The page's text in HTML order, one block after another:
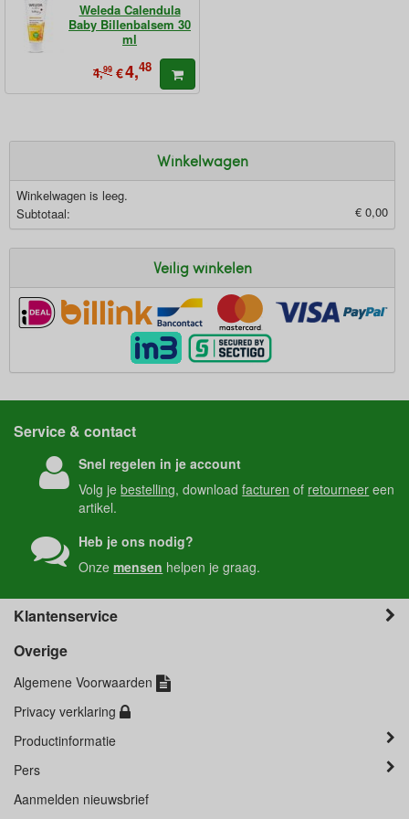
Weleda Calendula
Baby Billenbalsem 30
ml
4,99 €4,48
Winkelwagen
Winkelwagen is leeg.
Subtotaal:
€ 0,00
Veilig winkelen
Service & contact
Snel regelen in je account
Volg jebestelling, downloadfacturen of retourneer een
artikel.
Heb je ons nodig?
Onzemensen helpen je graag.
Klantenservice
Overige
Algemene Voorwaarden
Privacy verklaring
Productinformatie
Pers
Aanmelden nieuwsbrief